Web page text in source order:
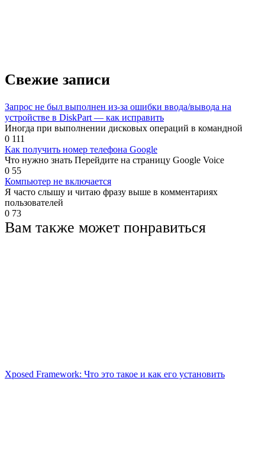
Свежие записи
Запрос не был выполнен из-за ошибки ввода/вывода на
устройстве в DiskPart — как исправить
Иногда при выполнении дисковых операций в командной
0 111
Как получить номер телефона Google
Что нужно знать Перейдите на страницу Google Voice
0 55
Компьютер не включается
Я часто слышу и читаю фразу выше в комментариях
пользователей
0 73
Вам также может понравиться
Xposed Framework: Что это такое и как его установить